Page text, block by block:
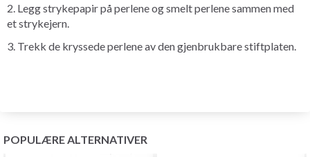
2. Legg strykepapir på perlene og smelt perlene sammen med
et strykejern.
3. Trekk de kryssede perlene av den gjenbrukbare stiftplaten.
POPULÆRE ALTERNATIVER